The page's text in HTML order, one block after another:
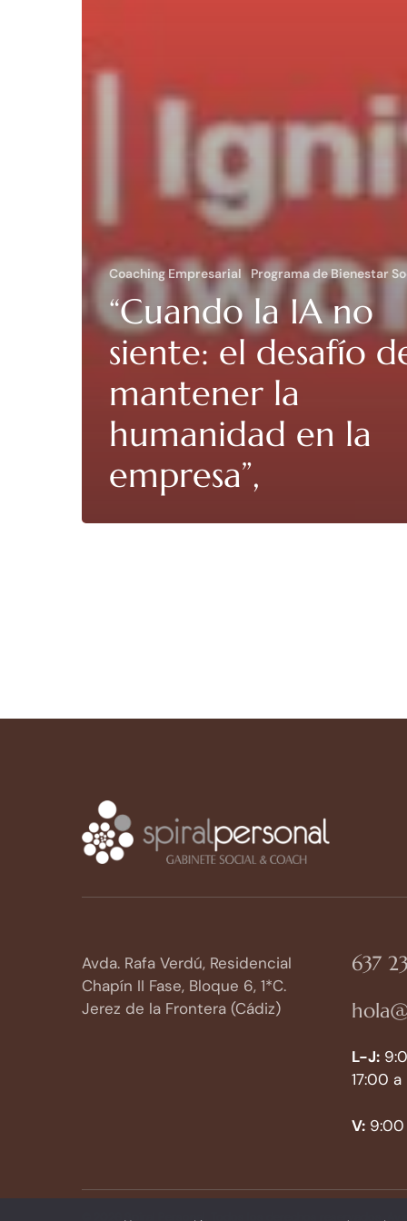
Coaching Empresarial Programa de Bienestar
“Cuando la IA no
siente: el desafío
mantener la
humanidad en la
empresa”,
Avda. Rafa Verdú, Residencial
Chapín II Fase, Bloque 6, 1*C.
Jerez de la Frontera (Cádiz)
637
L-J:
17:00
V: 9:00
© 2026 Spiral Personal. Todos los derechos reservados.